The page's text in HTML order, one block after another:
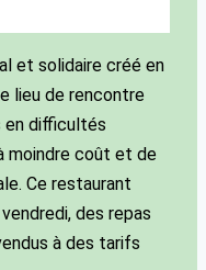
et solidaire créé en
lieu de rencontre
en difficultés
moindre coût et de
Ce restaurant
des repas
à des tarifs